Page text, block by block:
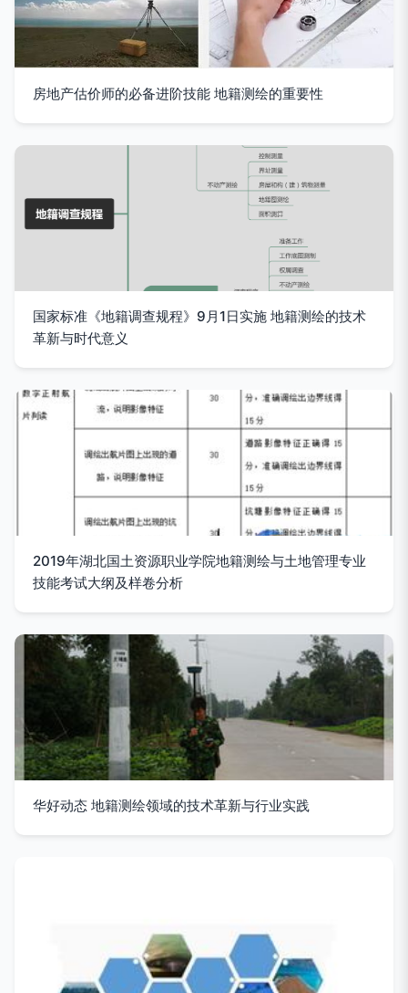
房地产估价师的必备进阶技能 地籍测绘的重要性
国家标准《地籍调查规程》9月1日实施 地籍测绘的技术
革新与时代意义
2019年湖北国土资源职业学院地籍测绘与土地管理专业
技能考试大纲及样卷分析
华好动态 地籍测绘领域的技术革新与行业实践